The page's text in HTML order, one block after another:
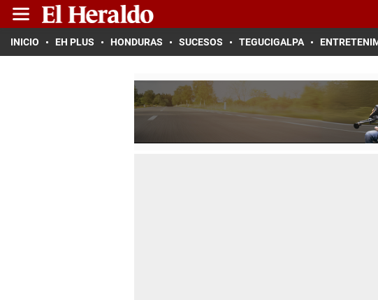
INICIO EH PLUS HONDURAS SUCESOS TEGUCIGALPA